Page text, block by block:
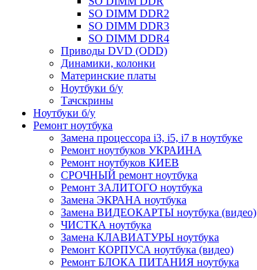
SO DIMM DDR2
SO DIMM DDR3
SO DIMM DDR4
Приводы DVD (ODD)
Динамики, колонки
Материнские платы
Ноутбуки б/у
Тачскрины
Ноутбуки б/у
Ремонт ноутбука
Замена процессора i3, i5, i7 в ноутбуке
Ремонт ноутбуков УКРАИНА
Ремонт ноутбуков КИЕВ
СРОЧНЫЙ ремонт ноутбука
Ремонт ЗАЛИТОГО ноутбука
Замена ЭКРАНА ноутбука
Замена ВИДЕОКАРТЫ ноутбука (видео)
ЧИСТКА ноутбука
Замена КЛАВИАТУРЫ ноутбука
Ремонт КОРПУСА ноутбука (видео)
Ремонт БЛОКА ПИТАНИЯ ноутбука